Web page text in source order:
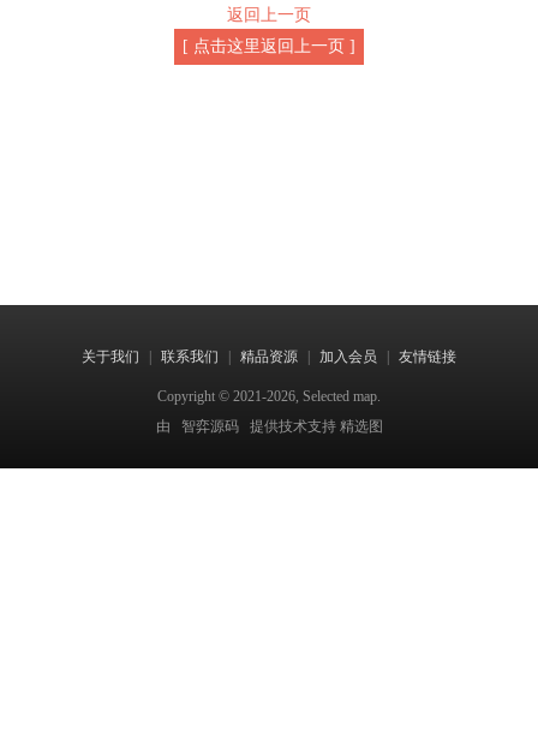
返回上一页
[ 点击这里返回上一页 ]
关于我们 联系我们 精品资源 加入会员 友情链接
Copyright © 2021-2026, Selected map.
由
智弈源码 提供技术支持 精选图